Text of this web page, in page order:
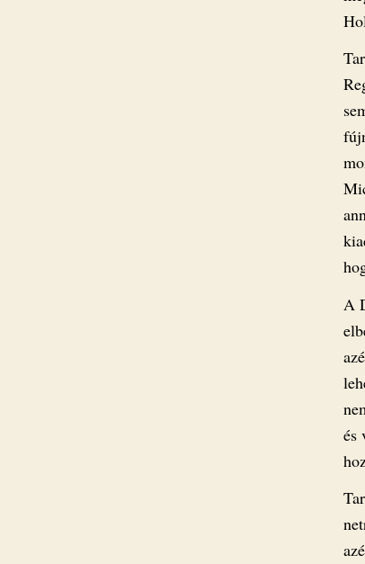
A
és